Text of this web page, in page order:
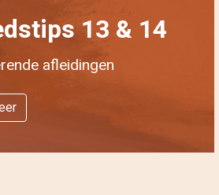
13 & 14
afleidingen